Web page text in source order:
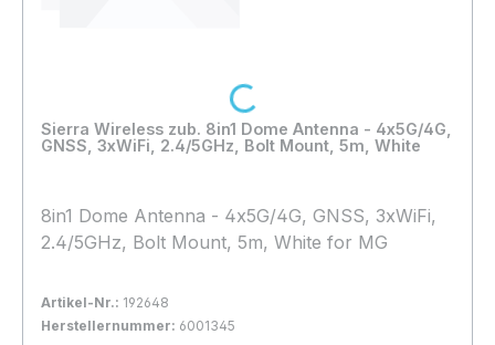
Sierra Wireless zub. 8in1 Dome Antenna - 4x5G/4G,
GNSS, 3xWiFi, 2.4/5GHz, Bolt Mount, 5m, White
8in1 Dome Antenna - 4x5G/4G, GNSS, 3xWiFi,
2.4/5GHz, Bolt Mount, 5m, White for MG
Artikel-Nr.: 192648
Herstellernummer: 6001345
Loading...